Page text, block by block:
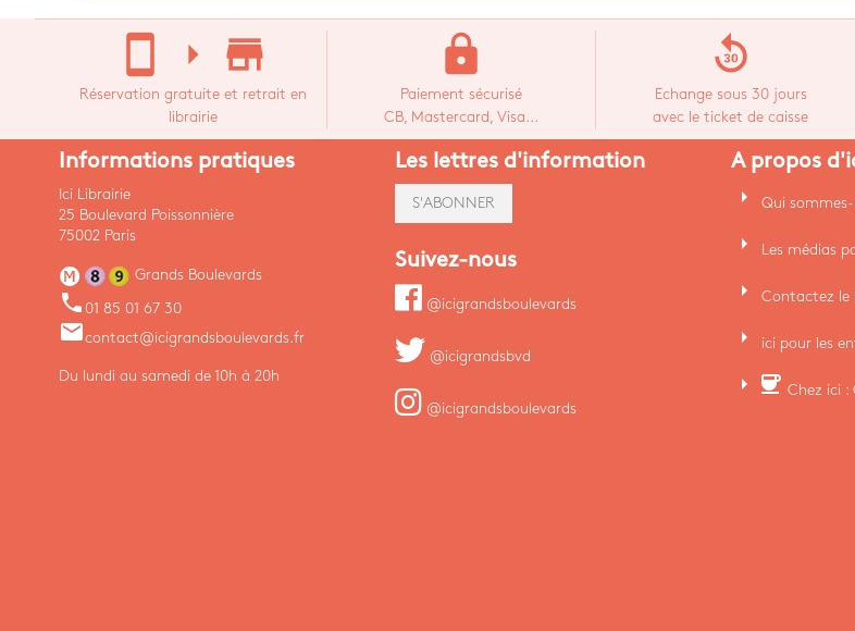
stay_current_portrait arrow_right store_mall_directory
Réservation gratuite et retrait en
librairie
lock
Paiement sécurisé
CB, Mastercard, Visa...
replay_30
Echange sous 30 jours
avec le ticket de caisse
Informations pratiques
Ici Librairie
25 Boulevard Poissonnière
75002 Paris
Grands Boulevards
phone 01 85 01 67 30
emailcontact@icigrandsboulevards.fr
Du lundi au samedi de 10h à 20h
Les lettres d'information
S'ABONNER
Suivez-nous
@icigrandsboulevards
@icigrandsbvd
@icigrandsboulevards
A propos
arrow_right Qui
arrow_right Les médias
arrow_right Contactez le
arrow_right ici pour les
arrow_right coffee Chez ici :